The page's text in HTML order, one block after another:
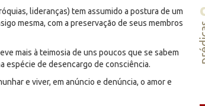
lideranças) tem assumido a postura de um
mesma, com a preservação de seus membros
mais à teimosia de uns poucos que se sabem
espécie de desencargo de consciência.
e viver, em anúncio e denúncia, o amor e